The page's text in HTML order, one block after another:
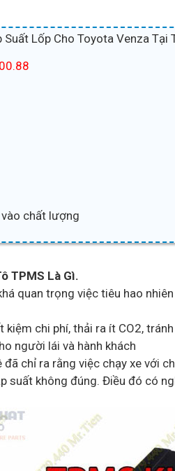
Suất Lốp Cho Toyota Venza Tại
chất lượng
TPMS Là Gì.
quan trọng việc tiêu hao
chi phí, thải ra ít CO2,
người lái và hành khách
chỉ ra rằng việc chạy xe với
không đúng. Điều đó có